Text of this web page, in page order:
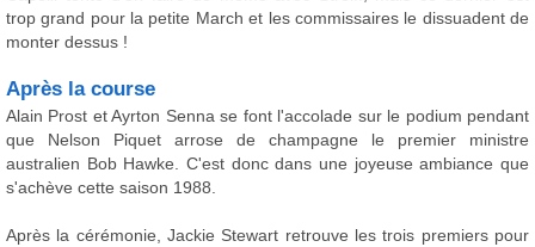
trop grand pour la petite March et les commissaires le dissuadent de
monter dessus !
Après la course
Alain Prost et Ayrton Senna se font l'accolade sur le podium pendant
que Nelson Piquet arrose de champagne le premier ministre
australien Bob Hawke. C'est donc dans une joyeuse ambiance que
s'achève cette saison 1988.
Après la cérémonie, Jackie Stewart retrouve les trois premiers pour